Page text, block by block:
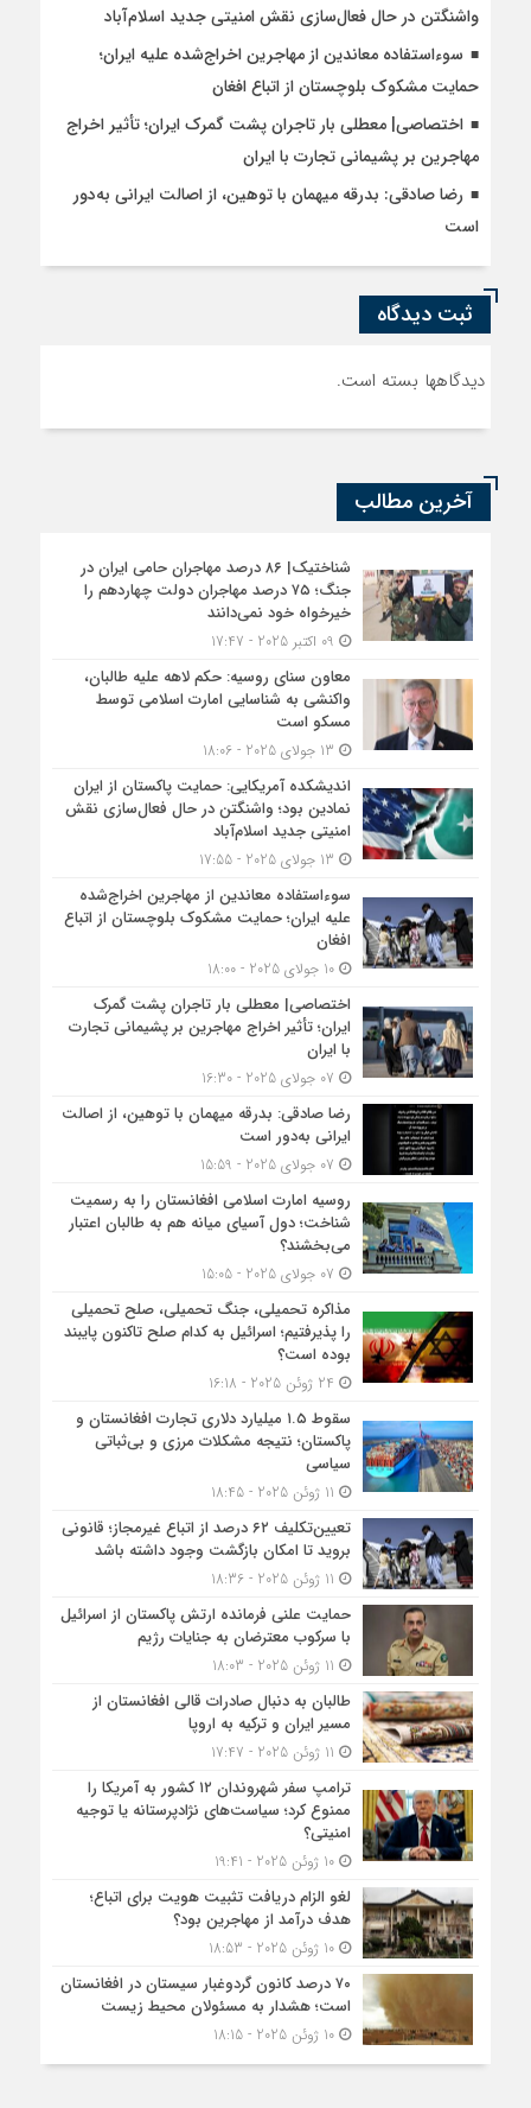
واشنگتن در حال فعال‌سازی نقش امنیتی جدید اسلام‌آباد
سوءاستفاده معاندین از مهاجرین اخراج‌شده علیه ایران؛
حمایت مشکوک بلوچستان از اتباع افغان
اختصاصی| معطلی بار تاجران پشت گمرک ایران؛ تأثیر اخراج
مهاجرین بر پشیمانی تجارت با ایران
رضا صادقی: بدرقه میهمان با توهین، از اصالت ایرانی به‌دور
است
ثبت دیدگاه
دیدگاهها بسته است.
آخرین مطالب
شناختیک| ۸۶ درصد مهاجران حامی ایران در
جنگ؛ ۷۵ درصد مهاجران دولت چهاردهم را
خیرخواه خود نمی‌دانند
معاون سنای روسیه: حکم لاهه علیه طالبان،
واکنشی به شناسایی امارت اسلامی توسط
مسکو است
اندیشکده آمریکایی: حمایت پاکستان از ایران
نمادین بود؛ واشنگتن در حال فعال‌سازی نقش
امنیتی جدید اسلام‌آباد
سوءاستفاده معاندین از مهاجرین اخراج‌شده
علیه ایران؛ حمایت مشکوک بلوچستان از اتباع
افغان
10 جولای 2025 - 18:00
اختصاصی| معطلی بار تاجران پشت گمرک
ایران؛ تأثیر اخراج مهاجرین بر پشیمانی تجارت
با ایران
رضا صادقی: بدرقه میهمان با توهین، از اصالت
ایرانی به‌دور است
روسیه امارت اسلامی افغانستان را به رسمیت
شناخت؛ دول آسیای میانه هم به طالبان اعتبار
می‎‌بخشند؟
مذاکره تحمیلی، جنگ تحمیلی، صلح تحمیلی
را پذیرفتیم؛ اسرائیل به کدام صلح تاکنون پایبند
بوده است؟
سقوط ۱.۵ میلیارد دلاری تجارت افغانستان و
پاکستان؛ نتیجه مشکلات مرزی و بی‌ثباتی
سیاسی
تعیین‌تکلیف ۶۲ درصد از اتباع غیرمجاز؛ قانونی
بروید تا امکان بازگشت وجود داشته باشد
حمایت علنی فرمانده ارتش پاکستان از اسرائیل
با سرکوب معترضان به جنایات رژیم
طالبان به دنبال صادرات قالی افغانستان از
مسیر ایران و ترکیه به اروپا
ترامپ سفر شهروندان ۱۲ کشور به آمریکا را
ممنوع کرد؛ سیاست‌های نژادپرستانه یا توجیه
امنیتی؟
10 ژوئن 2025 - 19:41
لغو الزام دریافت تثبیت هویت برای اتباع؛
هدف درآمد از مهاجرین بود؟
10 ژوئن 2025 - 18:53
۷۰ درصد کانون گردوغبار سیستان در افغانستان
است؛ هشدار به مسئولان محیط زیست
10 ژوئن 2025 - 18:15